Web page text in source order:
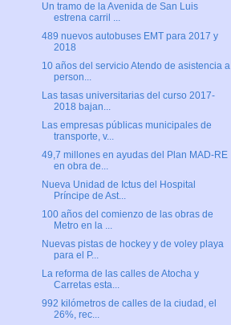
Un tramo de la Avenida de San Luis
estrena carril ...
489 nuevos autobuses EMT para 2017 y
2018
10 años del servicio Atendo de asistencia a
person...
Las tasas universitarias del curso 2017-
2018 bajan...
Las empresas públicas municipales de
transporte, v...
49,7 millones en ayudas del Plan MAD-RE
en obra de...
Nueva Unidad de Ictus del Hospital
Príncipe de Ast...
100 años del comienzo de las obras de
Metro en la ...
Nuevas pistas de hockey y de voley playa
para el P...
La reforma de las calles de Atocha y
Carretas esta...
992 kilómetros de calles de la ciudad, el
26%, rec...